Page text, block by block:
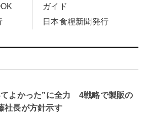
ガイド
日本食糧新聞発行
てよかった”に全力 4戦略で製販の
長が方針示す